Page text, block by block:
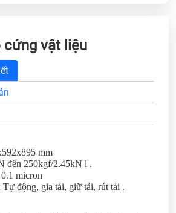
cứng vật liệu
mm
đến 250kgf/2.45kN l .
micron
Tự động, gia tải, giữ tải, rút tải .